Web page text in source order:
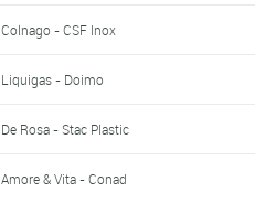
Colnago - CSF Inox
Liquigas - Doimo
De Rosa - Stac Plastic
Amore & Vita - Conad